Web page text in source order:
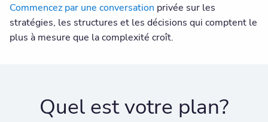
Commencez par une conversation privée sur les
stratégies, les structures et les décisions qui comptent le
plus à mesure que la complexité croît.
Quel est votre plan?